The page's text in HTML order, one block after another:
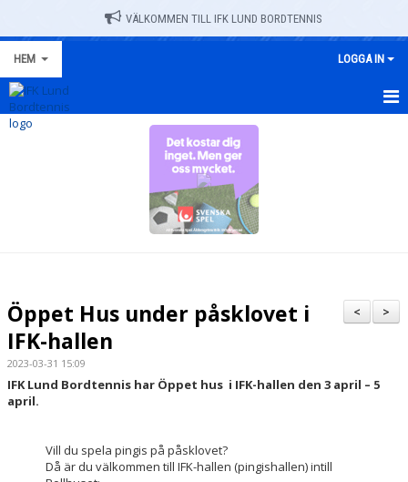
VÄLKOMMEN TILL IFK LUND BORDTENNIS
HEM LOGGA IN
HEM
DOKUMENT
VÅRA LAG/TRÄNARE
ALLA IFK-MATCHER 2025-2026
IFK-SHOPEN
>
<
Öppet Hus under påsklovet i
IFK-hallen
2023-03-31 15:09
IFK Lund Bordtennis har Öppet hus i IFK-hallen den 3 april – 5
april.
Vill du spela pingis på påsklovet?
Då är du välkommen till IFK-hallen (pingishallen) intill